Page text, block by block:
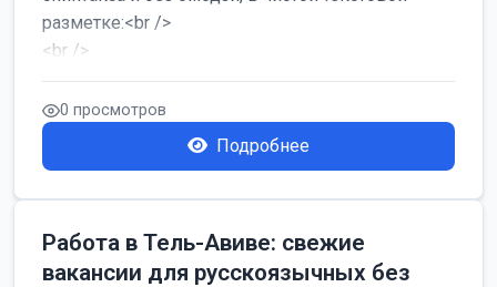
разметке:<br />
<br />
Работа в Нетании на мебельном производстве:
требу...
0 просмотров
Подробнее
Работа в Тель-Авиве: свежие
вакансии для русскоязычных без